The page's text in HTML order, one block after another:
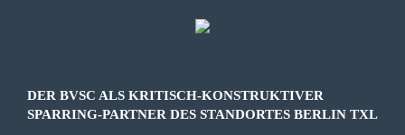
DER BVSC ALS KRITISCH-KONSTRUKTIVER
SPARRING-PARTNER DES STANDORTES BERLIN TXL